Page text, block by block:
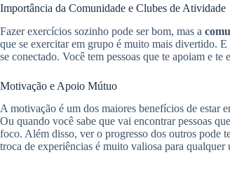
Importância da Comunidade e Clubes de Atividade
Fazer exercícios sozinho pode ser bom, mas a
que se exercitar em grupo é muito mais divertido.
se conectado. Você tem pessoas que te apoiam e
Motivação e Apoio Mútuo
A motivação é um dos maiores benefícios de estar
Ou quando você sabe que vai encontrar pessoas
foco. Além disso, ver o progresso dos outros pode
troca de experiências é muito valiosa para